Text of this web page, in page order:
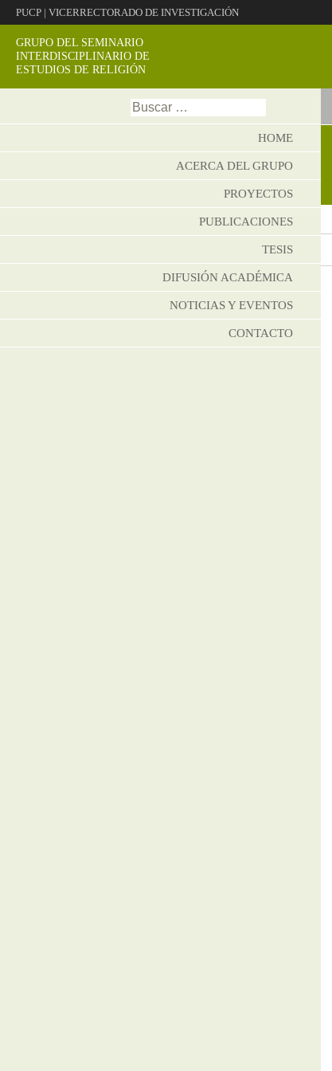
PUCP | VICERRECTORADO DE INVESTIGACIÓN
GRUPO DEL SEMINARIO
INTERDISCIPLINARIO DE
ESTUDIOS DE RELIGIÓN
Buscar:
HOME
ACERCA DEL GRUPO
PROYECTOS
PUBLICACIONES
TESIS
DIFUSIÓN ACADÉMICA
NOTICIAS Y EVENTOS
CONTACTO